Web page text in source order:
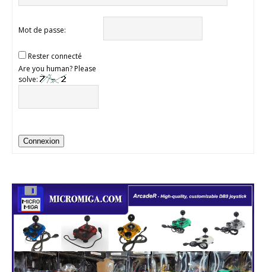
Mot de passe:
Rester connecté
Are you human? Please
solve:
Connexion